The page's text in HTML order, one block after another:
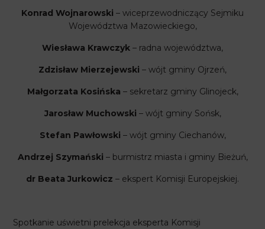
Konrad Wojnarowski – wiceprzewodniczący Sejmiku
Województwa Mazowieckiego,
Wiesława Krawczyk – radna województwa,
Zdzisław Mierzejewski – wójt gminy Ojrzeń,
Małgorzata Kosińska – sekretarz gminy Glinojeck,
Jarosław Muchowski – wójt gminy Sońsk,
Stefan Pawłowski – wójt gminy Ciechanów,
Andrzej Szymański – burmistrz miasta i gminy Bieżuń,
dr Beata Jurkowicz – ekspert Komisji Europejskiej.
Spotkanie uświetni prelekcja eksperta Komisji